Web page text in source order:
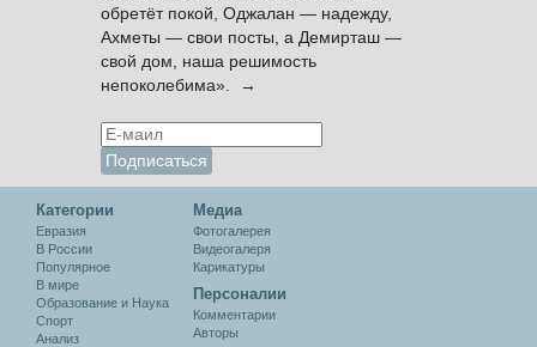
обретёт покой, Оджалан — надежду,
Ахметы — свои посты, а Демирташ —
свой дом, наша решимость
непоколебима». →
Категории
Евразия
В России
Популярное
В мире
Образование и Наука
Спорт
Анализ
Медиа
Фотогалерея
Видеогалеря
Карикатуры
Персоналии
Комментарии
Авторы